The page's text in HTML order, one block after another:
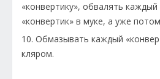
«конвертику», обвалять
«конвертик» в муке, а уже
10. Обмазывать каждый
кляром.